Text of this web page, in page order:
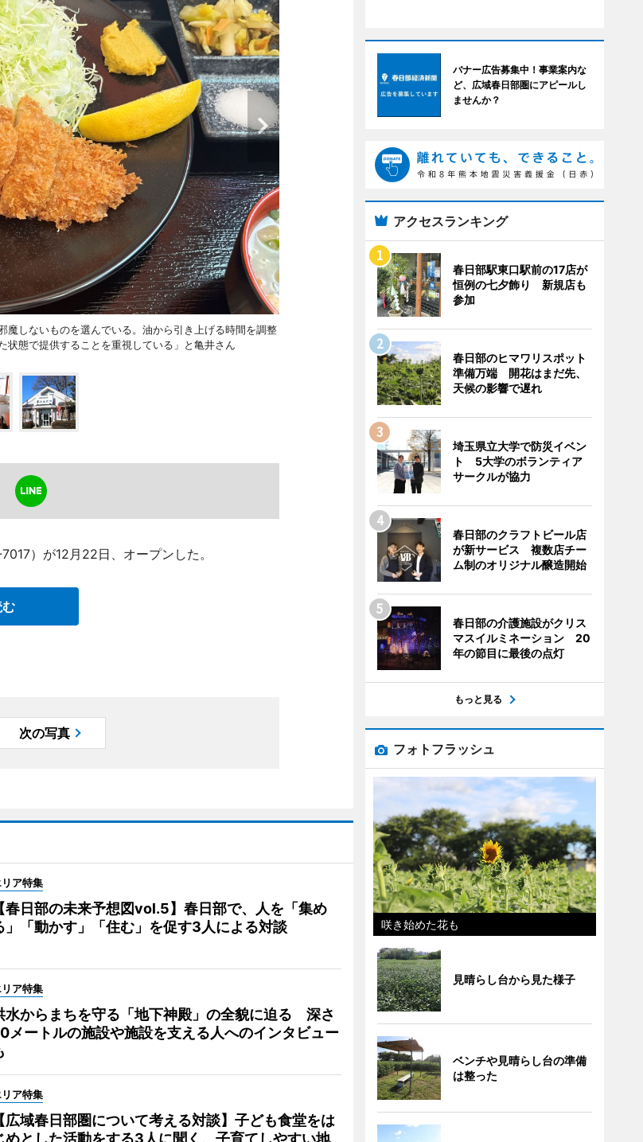
しないものを選んでいる。油から引き上げる時間を調整
状態で提供することを重視している」と亀井さん
）が12月22日、オープンした。
次の写真
リア特集
【春日部の未来予想図vol.5】春日部で、人を「集め
」「動かす」「住む」を促す3人による対談
リア特集
水からまちを守る「地下神殿」の全貌に迫る 深さ
メートルの施設や施設を支える人へのインタビュー
リア特集
【広域春日部圏について考える対談】子ども食堂をは
めとした活動をする3人に聞く、子育てしやすい地
バナー広告募集中！事業案内な
ど、広域春日部圏にアピールし
ませんか？
アクセスランキング
春日部駅東口駅前の17店が
恒例の七夕飾り 新規店も
参加
春日部のヒマワリスポット
準備万端 開花はまだ先、
天候の影響で遅れ
埼玉県立大学で防災イベン
ト 5大学のボランティア
サークルが協力
春日部のクラフトビール店
が新サービス 複数店チー
ム制のオリジナル醸造開始
春日部の介護施設がクリス
マスイルミネーション 20
年の節目に最後の点灯
もっと見る
フォトフラッシュ
咲き始めた花も
見晴らし台から見た様子
ベンチや見晴らし台の準備
は整った